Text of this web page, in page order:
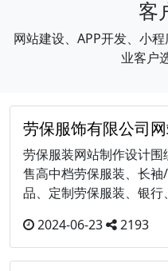
客
网站建设、APP开发、小
业客户
劳保服饰有限公司
劳保服装网站制作设计
售高中档劳保服装、长
品、定制劳保服装、银行
2024-06-23
2193